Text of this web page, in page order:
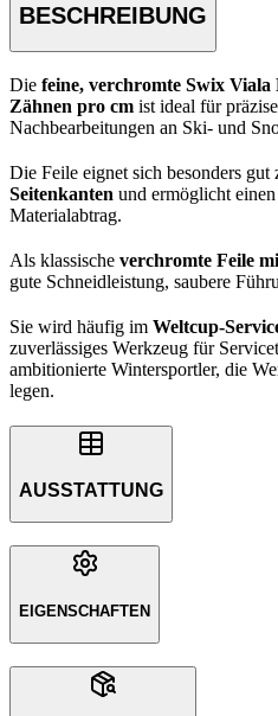
BESCHREIBUNG
Die feine, verchromte Swix Viala
Zähnen pro cm ist ideal für
Nachbearbeitungen an Ski- und
Die Feile eignet sich besonders gut
Seitenkanten und ermöglicht
Materialabtrag.
Als klassische verchromte Feile
gute Schneidleistung, saubere
Sie wird häufig im Weltcup-
zuverlässiges Werkzeug für
ambitionierte Wintersportler, die
legen.
AUSSTATTUNG
EIGENSCHAFTEN